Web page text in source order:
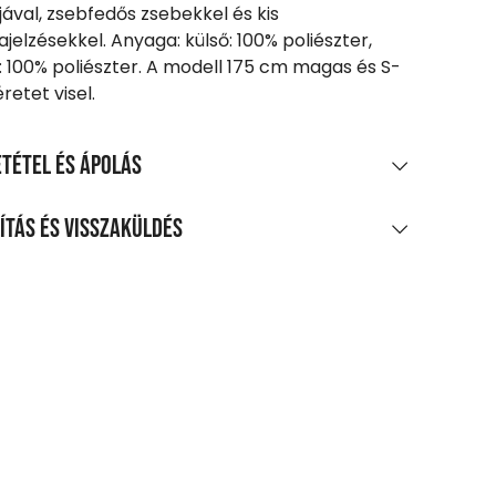
zsebfedős zsebekkel és kis
Anyaga: külső: 100% poliészter,
100% poliészter. A modell 175 cm magas és S-
visel.
és ápolás
és visszaküldés